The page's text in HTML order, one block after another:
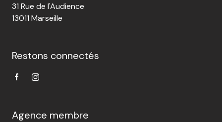
31 Rue de l'Audience
13011 Marseille
Restons connectés
Agence membre